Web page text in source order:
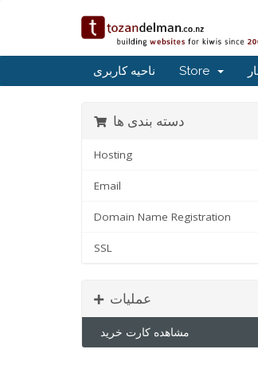
ناحیه کاربری Store
دسته بندی ها
Hosting
Email
Domain Name Registration
SSL
عملیات
مشاهده کارت خرید